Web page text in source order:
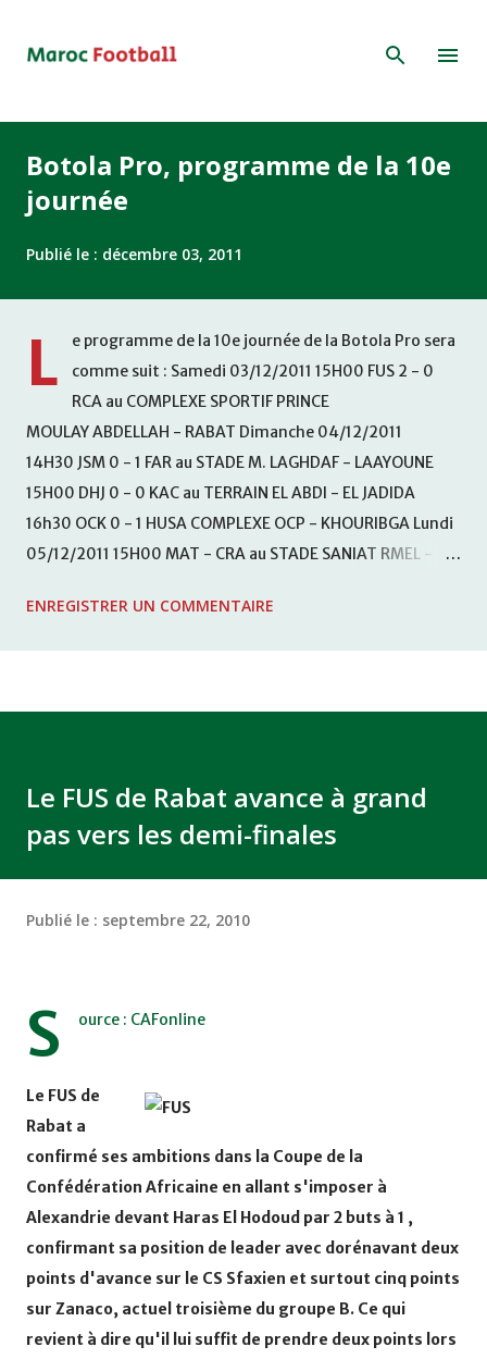
Botola Pro, programme de la 10e
journée
Publié le : décembre 03, 2011
L
e programme de la 10e journée de la Botola Pro sera
comme suit : Samedi 03/12/2011 15H00 FUS 2 - 0
RCA au COMPLEXE SPORTIF PRINCE
MOULAY ABDELLAH - RABAT Dimanche 04/12/2011
14H30 JSM 0 - 1 FAR au STADE M. LAGHDAF - LAAYOUNE
15H00 DHJ 0 - 0 KAC au TERRAIN EL ABDI - EL JADIDA
16h30 OCK 0 - 1 HUSA COMPLEXE OCP - KHOURIBGA Lundi
05/12/2011 15H00 MAT - CRA au STADE SANIAT RMEL -
KHEMISET Mardi 06/12/2011 15H00 WAF - OCS au
ENREGISTRER UN COMMENTAIRE
Le FUS de Rabat avance à grand
pas vers les demi-finales
Publié le : septembre 22, 2010
S ource : CAFonline
Le FUS de
Rabat a
confirmé ses ambitions dans la Coupe de la
Confédération Africaine en allant s'imposer à
Alexandrie devant Haras El Hodoud par 2 buts à 1 ,
confirmant sa position de leader avec dorénavant deux
points d'avance sur le CS Sfaxien et surtout cinq points
sur Zanaco, actuel troisième du groupe B. Ce qui
revient à dire qu'il lui suffit de prendre deux points lors